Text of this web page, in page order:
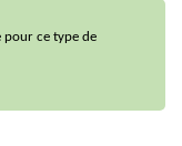
pour ce type de